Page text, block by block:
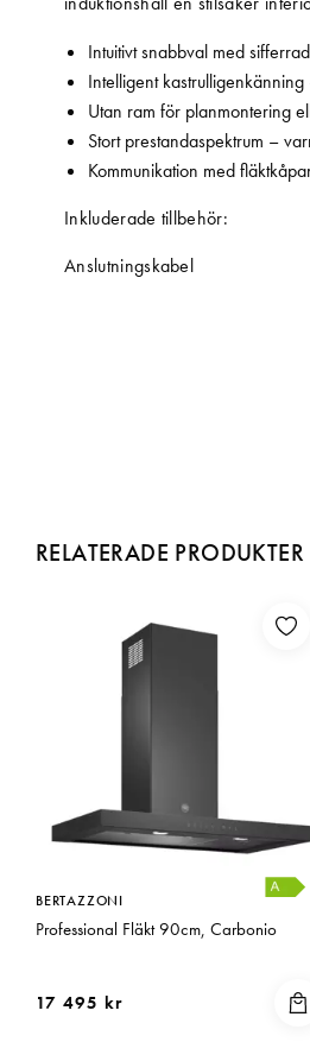
Intuitivt snabbval med
Intelligent
Utan ram för planmontering
Stort prestandaspektrum –
Kommunikation med
Inkluderade tillbehör:
Anslutningskabel
RELATERADE PRODUKTER
BERTAZZONI
Professional Fläkt 90cm, Carbonio
17 495 kr